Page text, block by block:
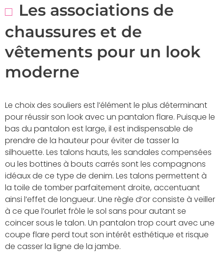
Les associations de
chaussures et de
vêtements pour un look
moderne
Le choix des souliers est l’élément le plus déterminant
pour réussir son look avec un pantalon flare. Puisque le
bas du pantalon est large, il est indispensable de
prendre de la hauteur pour éviter de tasser la
silhouette. Les talons hauts, les sandales compensées
ou les bottines à bouts carrés sont les compagnons
idéaux de ce type de denim. Les talons permettent à
la toile de tomber parfaitement droite, accentuant
ainsi l’effet de longueur. Une règle d’or consiste à veiller
à ce que l’ourlet frôle le sol sans pour autant se
coincer sous le talon. Un pantalon trop court avec une
coupe flare perd tout son intérêt esthétique et risque
de casser la ligne de la jambe.